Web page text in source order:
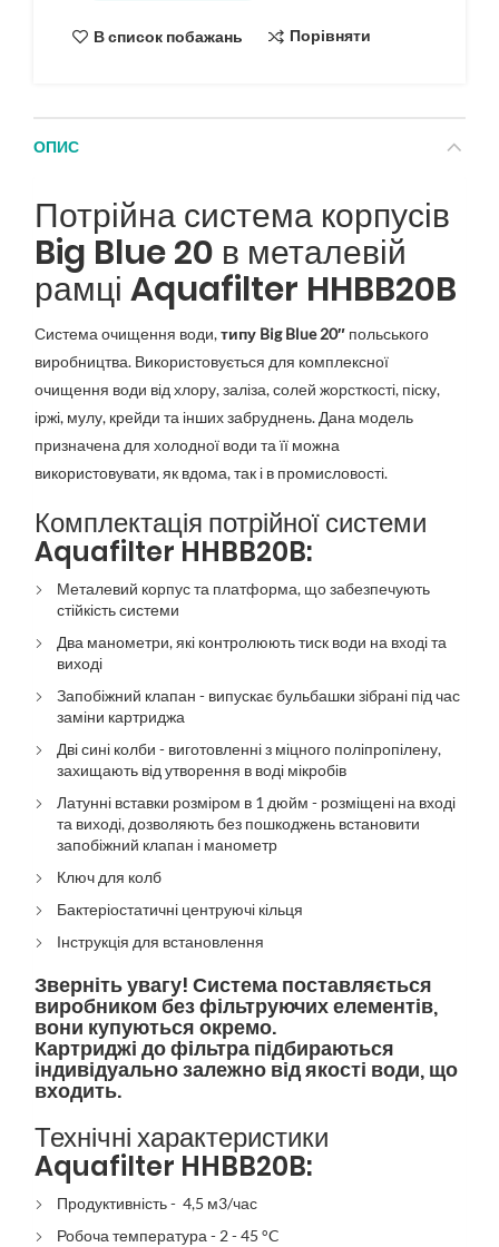
В список побажань Порівняти
ОПИС
Потрійна система корпусів
Big Blue 20 в металевій
рамці Aquafilter HHBB20B
Система очищення води,типу Big Blue 20″ польського
виробництва. Використовується для комплексної
очищення води від хлору, заліза, солей жорсткості, піску,
іржі, мулу, крейди та інших забруднень. Дана модель
призначена для холодної води та її можна
використовувати, як вдома, так і в промисловості.
Комплектація потрійної системи
Aquafilter HHBB20B:
Металевий корпус та платформа, що забезпечують
стійкість системи
Два манометри, які контролюють тиск води на вході та
виході
Запобіжний клапан - випускає бульбашки зібрані під час
заміни картриджа
Дві сині колби - виготовленні з міцного поліпропілену,
захищають від утворення в воді мікробів
Латунні вставки розміром в 1 дюйм - розміщені на вході
та виході, дозволяють без пошкоджень встановити
запобіжний клапан і манометр
Ключ для колб
Бактеріостатичні центруючі кільця
Інструкція для встановлення
Зверніть увагу! Система поставляється
виробником без фільтруючих елементів,
вони купуються окремо.
Картриджі до фільтра підбираються
індивідуально залежно від якості води, що
входить.
Технічні характеристики
Aquafilter HHBB20B:
Продуктивність - 4,5 м3/час
Робоча температура - 2 - 45 °C